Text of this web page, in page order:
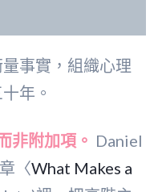
事實，組織心理
年。
非附加項。 Daniel
〈What Makes a